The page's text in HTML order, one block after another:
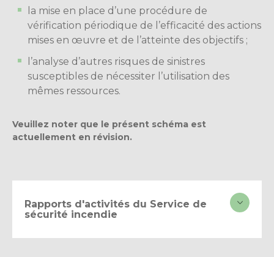
la mise en place d’une procédure de
vérification périodique de l’efficacité des actions
mises en œuvre et de l’atteinte des objectifs ;
l’analyse d’autres risques de sinistres
susceptibles de nécessiter l’utilisation des
mêmes ressources.
Veuillez noter que le présent schéma est
actuellement en révision.
Rapports d'activités du Service de
sécurité incendie